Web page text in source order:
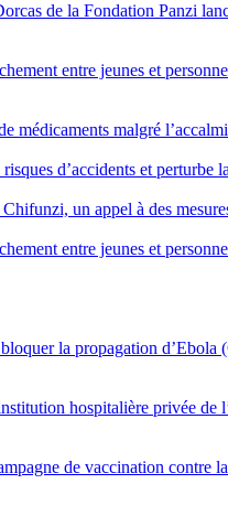
de la Fondation Panzi
entre jeunes et
médicaments malgré
d’accidents et perturbe
un appel à des
entre jeunes et
la propagation
hospitalière privée de
de vaccination contre